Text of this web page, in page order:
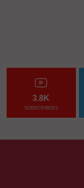
3.8K
SUBSCRIBERS